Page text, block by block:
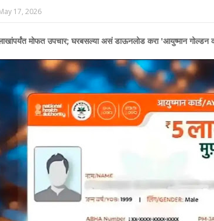
17, 2026
लाखांपर्यंत मोफत उपचार; घरबसल्या असं डाऊनलोड करा 'आयुष्मान गोल्डन